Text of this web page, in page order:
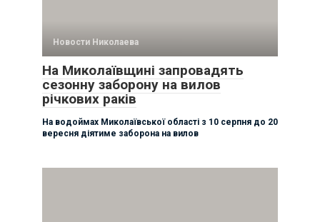
Новости Николаева
На Миколаївщині запровадять
сезонну заборону на вилов
річкових раків
На водоймах Миколаївської області з 10 серпня до 20
вересня діятиме заборона на вилов